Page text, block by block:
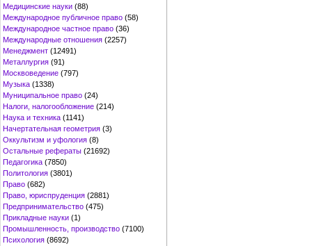
Медицинские науки (88)
Международное публичное право (58)
Международное частное право (36)
Международные отношения (2257)
Менеджмент (12491)
Металлургия (91)
Москвоведение (797)
Музыка (1338)
Муниципальное право (24)
Налоги, налогообложение (214)
Наука и техника (1141)
Начертательная геометрия (3)
Оккультизм и уфология (8)
Остальные рефераты (21692)
Педагогика (7850)
Политология (3801)
Право (682)
Право, юриспруденция (2881)
Предпринимательство (475)
Прикладные науки (1)
Промышленность, производство (7100)
Психология (8692)